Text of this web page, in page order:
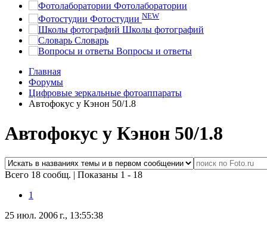
Фотолаборатории
Фотостудии NEW
Школы фотографий
Словарь
Вопросы и ответы
Главная
Форумы
Цифровые зеркальные фотоаппараты
Автофокус у Кэнон 50/1.8
Автофокус у Кэнон 50/1.8
Всего 18 сообщ. | Показаны 1 - 18
1
25 июл. 2006 г., 13:55:38